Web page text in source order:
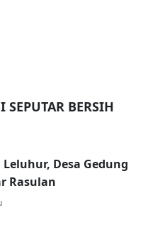
BERSIH
Leluhur, Desa Gedung
Rasulan